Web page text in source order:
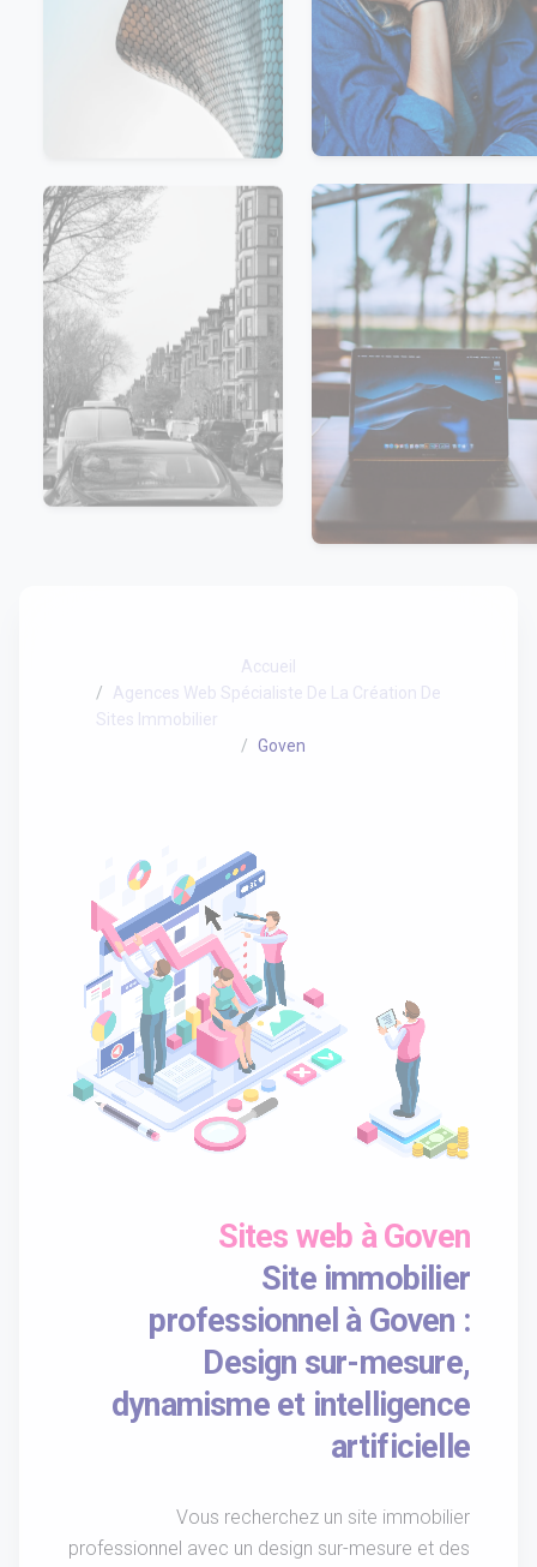
Accueil
Agences Web Spécialiste De La Création De
Sites Immobilier
Goven
Sites web à Goven
Site immobilier
professionnel à Goven :
Design sur-mesure,
dynamisme et intelligence
artificielle
Vous recherchez un site immobilier
professionnel avec un design sur-mesure et des